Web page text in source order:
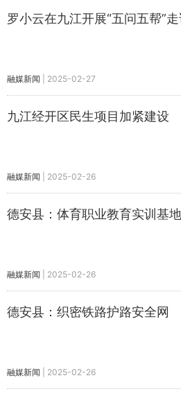
罗小云在九江开展“五问五帮”
融媒新闻 2025-02-27
九江经开区民生项目加紧建设
融媒新闻 2025-02-26
德安县：体育职业教育实训基
融媒新闻 2025-02-26
德安县：织密铁路护路安全网
融媒新闻 2025-02-26